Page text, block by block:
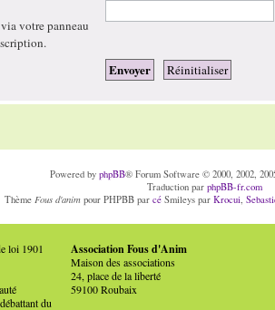
votre panneau
Powered by phpBB® Forum Software © 2000, 2002,
Traduction parphpBB-fr.com
Thème Fous d'anim pour PHPBB parcé Smileys parKrocui ,
loi 1901
du
Association Fous d'Anim
Maison des associations
24, place de la liberté
59100 Roubaix